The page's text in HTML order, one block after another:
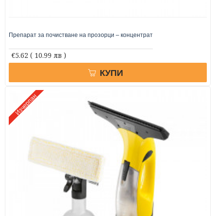
Препарат за почистване на прозорци – концентрат
€5.62 ( 10.99 лв )
КУПИ
Изчерпан